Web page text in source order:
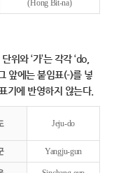
(Hong Bit-na)
위와 ‘가’는 각각 ‘do,
앞에는 붙임표(-)를 넣
기에 반영하지 않는다.
Jeju-do
Yangju-gun